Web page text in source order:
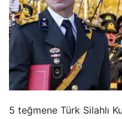
5 teğmene Türk Silahlı